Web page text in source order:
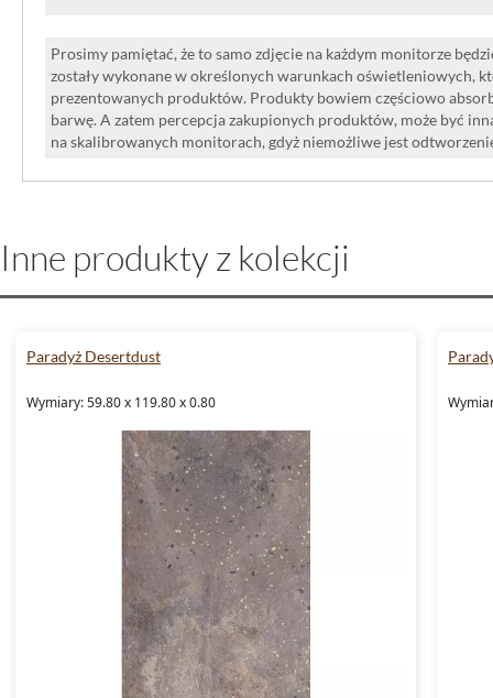
Prosimy pamiętać, że to samo zdjęcie na każdym monitorze
zostały wykonane w określonych warunkach oświetleniowych,
prezentowanych produktów. Produkty bowiem częściowo
barwę. A zatem percepcja zakupionych produktów, może być
na skalibrowanych monitorach, gdyż niemożliwe jest
Inne produkty z kolekcji
Paradyż Desertdust
Wymiary: 59.80 x 119.80 x 0.80